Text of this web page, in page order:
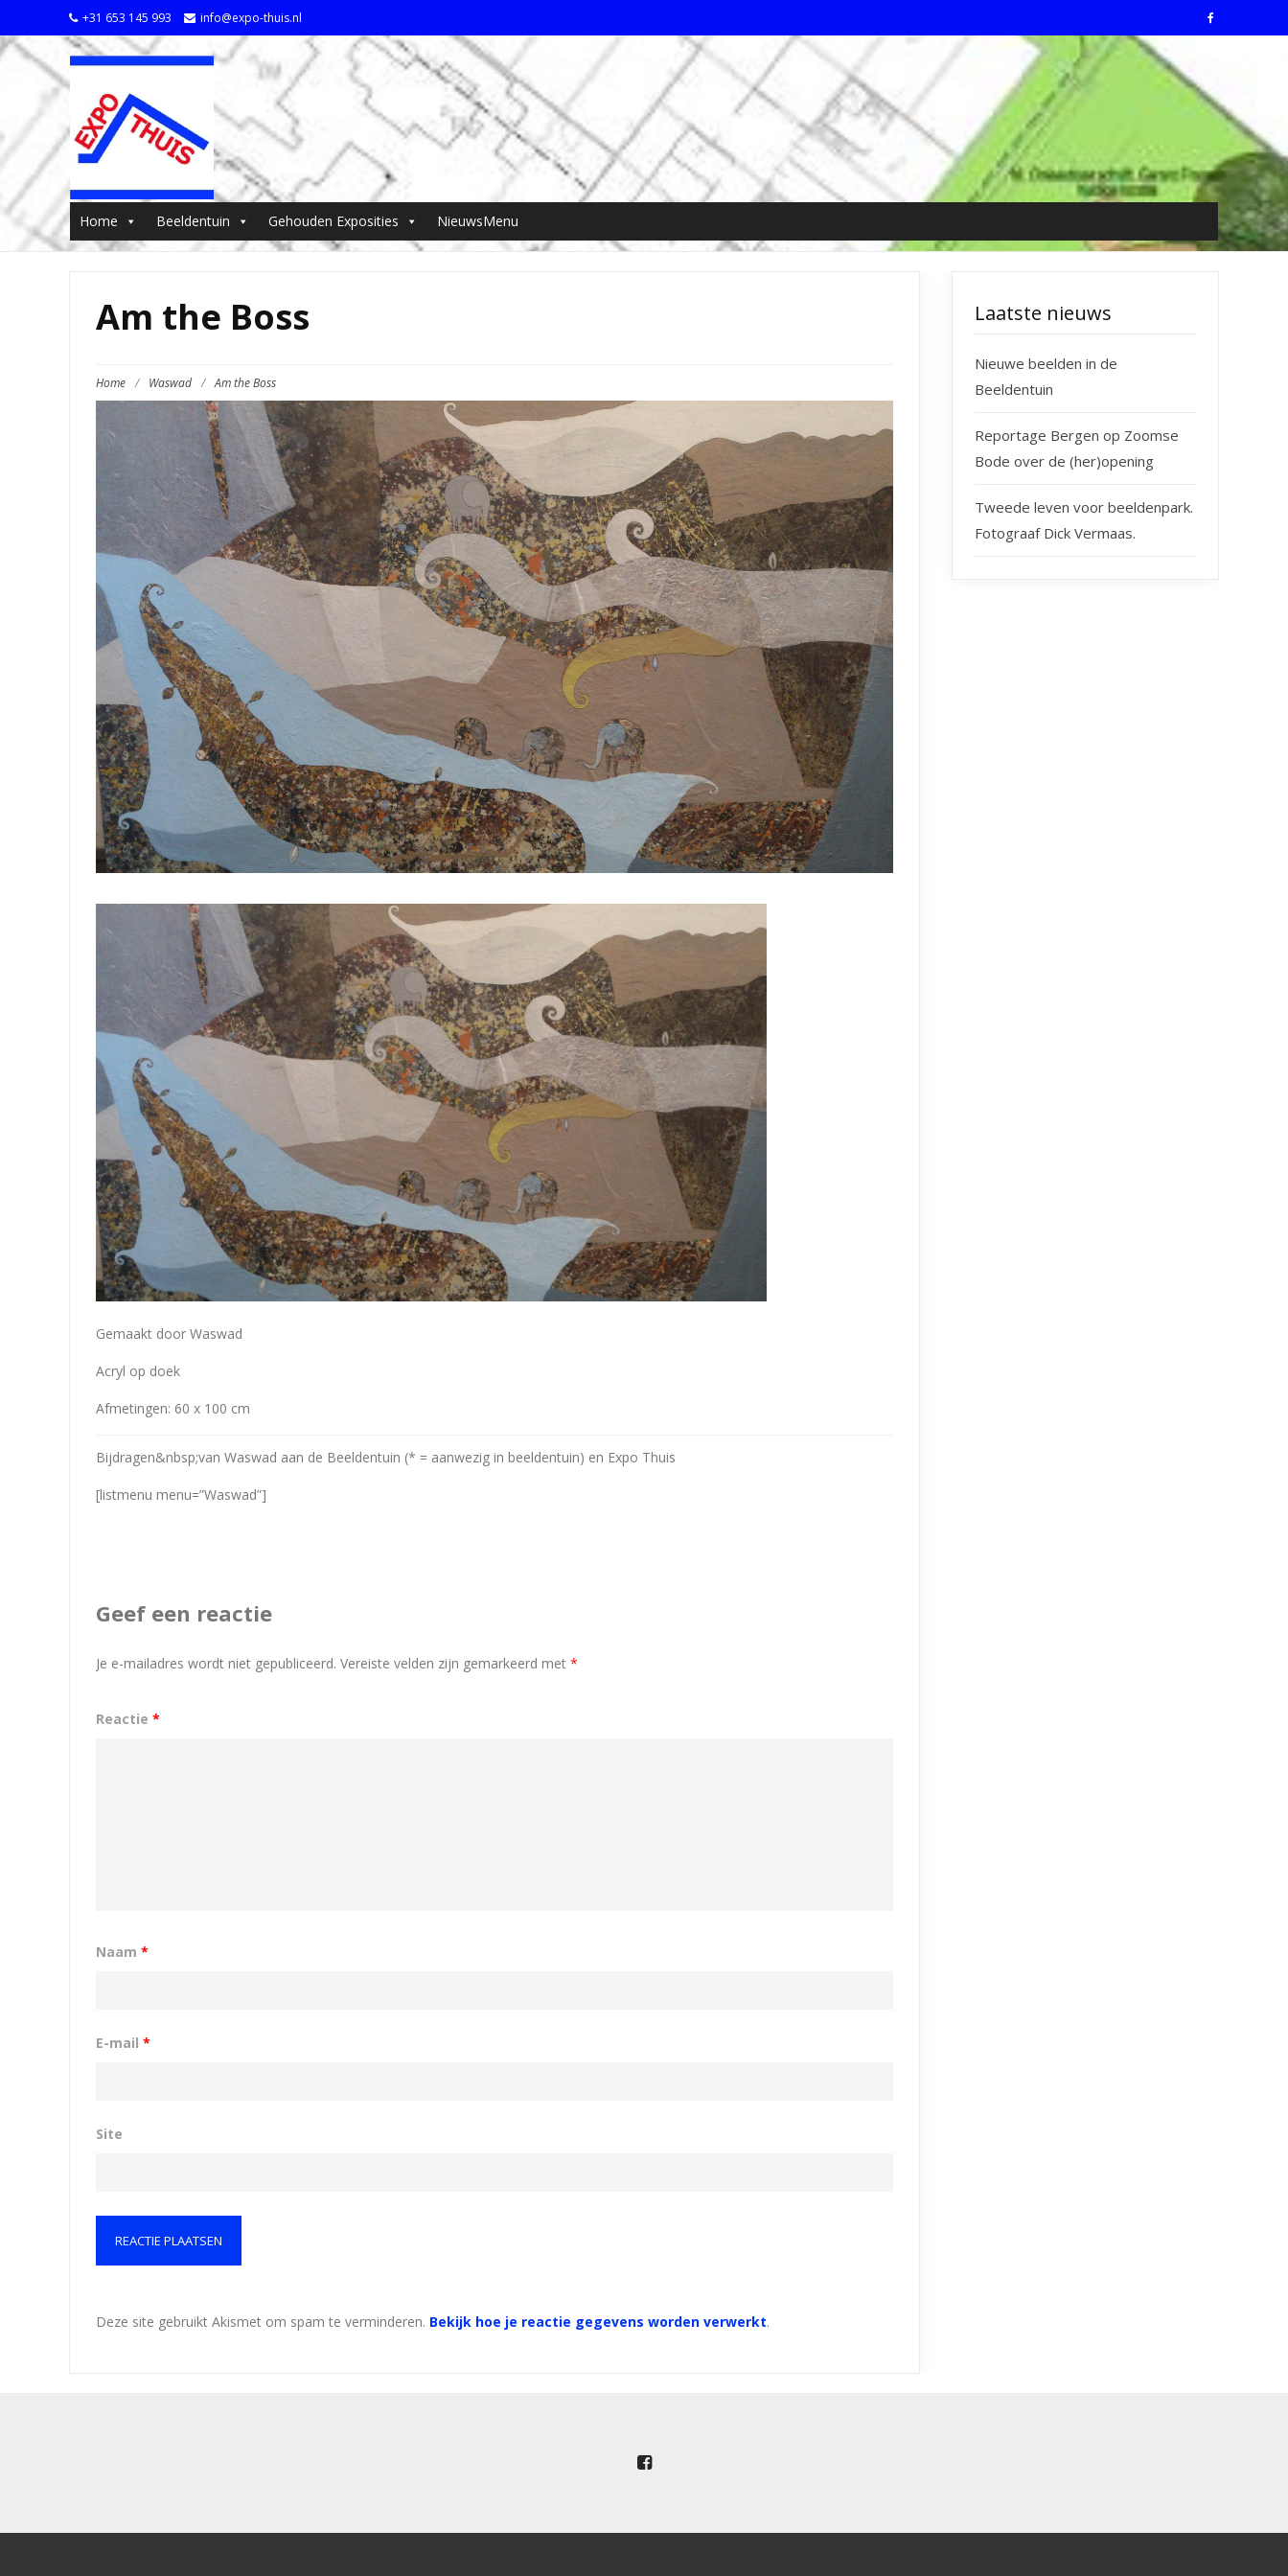
+31 653 145 993 info@expo-thuis.nl
Home Beeldentuin Gehouden Exposities NieuwsMenu
Am the Boss
Home / Waswad / Am the Boss
Gemaakt door Waswad
Acryl op doek
Afmetingen: 60 x 100 cm
Bijdragen&nbsp;van Waswad aan de Beeldentuin (* = aanwezig in beeldentuin) en Expo Thuis
[listmenu menu=”Waswad”]
Geef een reactie
Je e-mailadres wordt niet gepubliceerd. Vereiste velden zijn gemarkeerd met *
Reactie *
Naam *
E-mail *
Site
Deze site gebruikt Akismet om spam te verminderen. Bekijk hoe je reactie gegevens worden verwerkt.
Laatste nieuws
Nieuwe beelden in de
Beeldentuin
Reportage Bergen op Zoomse
Bode over de (her)opening
Tweede leven voor beeldenpark.
Fotograaf Dick Vermaas.